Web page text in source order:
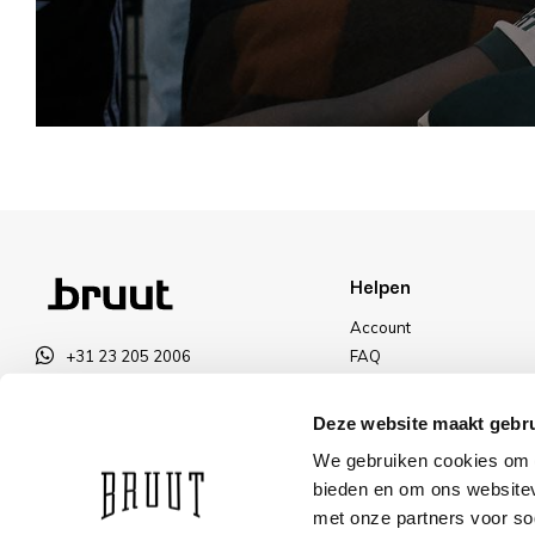
Deze website maakt
We gebruiken cookies
bieden en om ons
met onze partners voor
+31 23 205 2006
OPENINGSTIJDEN
Helpen
Account
FAQ
Betalen
Kortingen